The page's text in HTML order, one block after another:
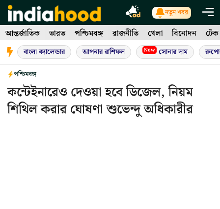
Skip
to
content
নতুন খবর
আন্তর্জাতিক ভারত পশ্চিমবঙ্গ রাজনীতি খেলা বিনোদন টেক
বাংলা ক্যালেন্ডার আপনার রাশিফল New সোনার দাম
পশ্চিমবঙ্গ
কন্টেইনারেও দেওয়া হবে ডিজেল, নিয়ম
শিথিল করার ঘোষণা শুভেন্দু অধিকারীর